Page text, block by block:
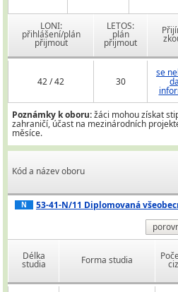
LONI:
přihlášení/plán
přijmout
LETOS:
plán
přijmout
42 / 42 30
se
Poznámky k oboru:žáci mohou získat
zahraničí, účast na mezinárodních
měsíce.
Kód a název oboru
N
53-41-N/11 Diplomovaná
Délka
studia Forma studia